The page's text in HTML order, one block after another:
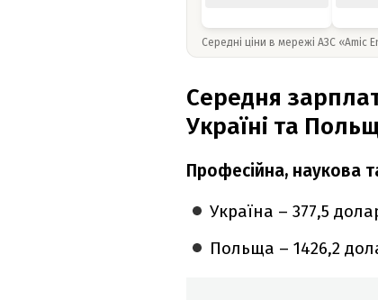
Середні ціни в мережі АЗС «Amic
Середня
Україні та
Професійна, наукова
Україна – 377,5
Польща – 1426,2